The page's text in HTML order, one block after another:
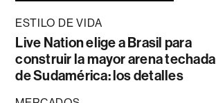
ESTILO DE VIDA
Live Nation elige a Brasil para
construir la mayor arena techada
de Sudamérica: los detalles